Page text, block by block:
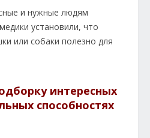
и нужные людям
установили, что
или собаки полезно для
интересных
способностях